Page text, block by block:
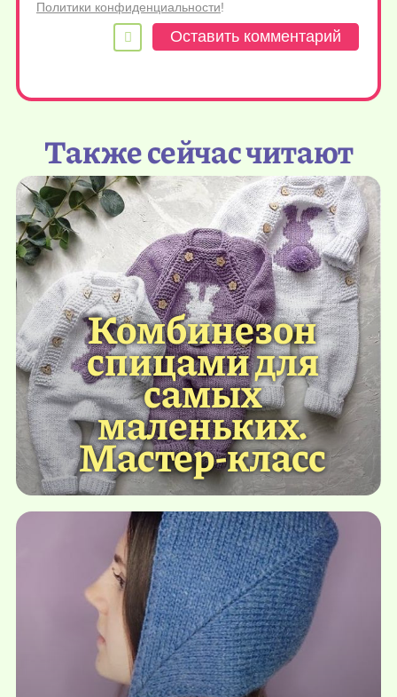
Политики конфиденциальности!
Также сейчас читают
Комбинезон
спицами для
самых
маленьких.
Мастер-класс